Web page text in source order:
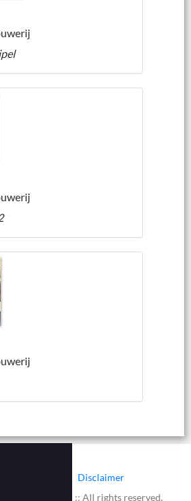
Disclaimer
:: All rights reserved.